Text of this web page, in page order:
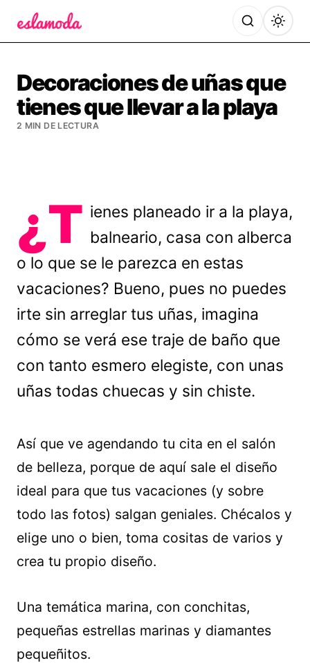
Decoraciones de uñas que
tienes que llevar a la playa
2 MIN DE LECTURA
¿T ienes planeado ir a la playa,
balneario, casa con alberca
o lo que se le parezca en estas
vacaciones? Bueno, pues no puedes
irte sin arreglar tus uñas, imagina
cómo se verá ese traje de baño que
con tanto esmero elegiste, con unas
uñas todas chuecas y sin chiste.
Así que ve agendando tu cita en el salón
de belleza, porque de aquí sale el diseño
ideal para que tus vacaciones (y sobre
todo las fotos) salgan geniales. Chécalos y
elige uno o bien, toma cositas de varios y
crea tu propio diseño.
Una temática marina, con conchitas,
pequeñas estrellas marinas y diamantes
pequeñitos.